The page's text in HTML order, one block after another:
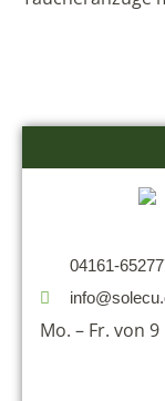
04161-
Mo. – Fr. von